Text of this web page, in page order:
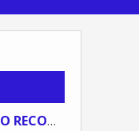
CENTRO Akasha Ser en Paz,NO RECOMENDABLE